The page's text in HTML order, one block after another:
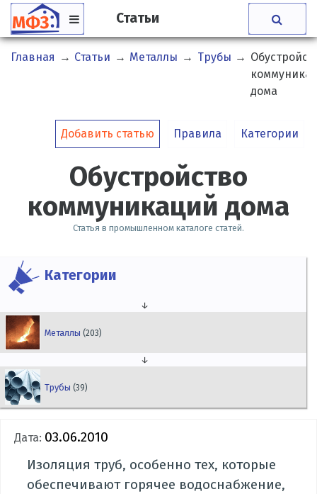
Статьи
Главная → Статьи → Металлы → Трубы →
дома
Добавить статью Правила Категории
Обустройство
коммуникаций дома
Статья в промышленном каталоге статей.
Категории
↓
Металлы(203)
↓
Трубы(39)
Дата: 03.06.2010
Изоляция труб, особенно тех, которые
обеспечивают горячее водоснабжение,